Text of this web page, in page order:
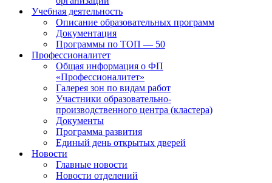
Учебная деятельность
Описание образовательных программ
Документация
Программы по ТОП — 50
Профессионалитет
Общая информация о ФП
«Профессионалитет»
Галерея зон по видам работ
Участники образовательно-
производственного центра (кластера)
Документы
Программа развития
Единый день открытых дверей
Новости
Главные новости
Новости отделений